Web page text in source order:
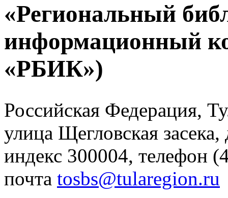
«Региональный
информационный
«РБИК»)
Российская Федерация,
улица Щегловская
индекс 300004, телефон
почта tosbs@tularegion.ru